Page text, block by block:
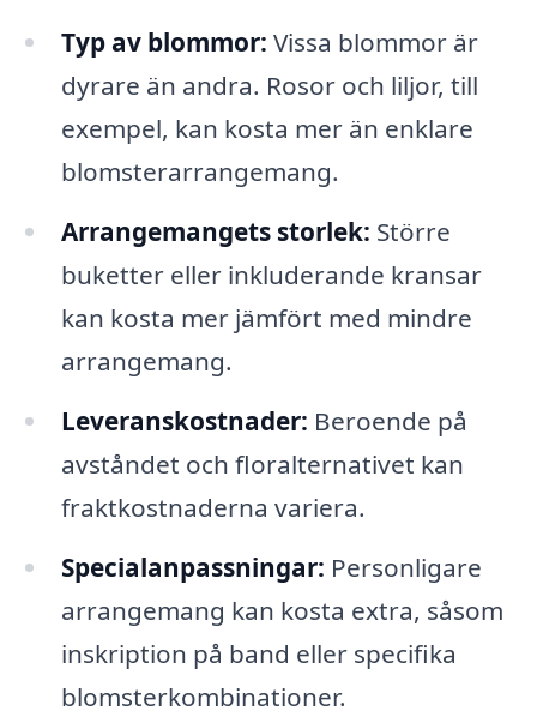
Typ av blommor: Vissa blommor är
dyrare än andra. Rosor och liljor, till
exempel, kan kosta mer än enklare
blomsterarrangemang.
Arrangemangets storlek: Större
buketter eller inkluderande kransar
kan kosta mer jämfört med mindre
arrangemang.
Leveranskostnader: Beroende på
avståndet och floralternativet kan
fraktkostnaderna variera.
Specialanpassningar: Personligare
arrangemang kan kosta extra, såsom
inskription på band eller specifika
blomsterkombinationer.